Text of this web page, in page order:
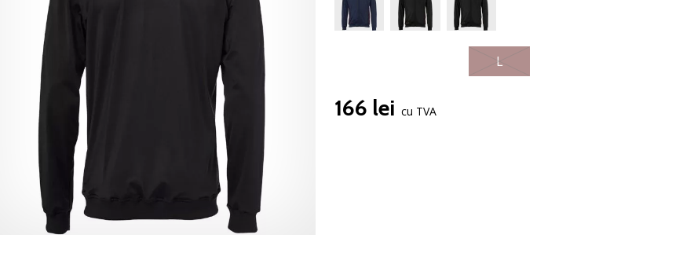
L
166 lei cu TVA